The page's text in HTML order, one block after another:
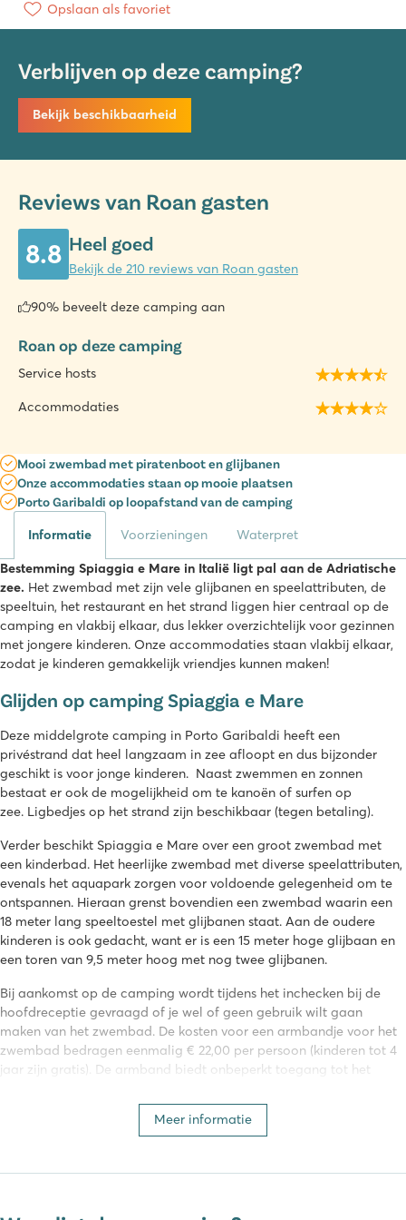
Opslaan als favoriet
Verblijven op deze camping?
Bekijk beschikbaarheid
Reviews van Roan gasten
8.8 Heel goed
Bekijk de 210 reviews van Roan gasten
90% beveelt deze camping aan
Roan op deze camping
Service hosts
Accommodaties
Mooi zwembad met piratenboot en glijbanen
Onze accommodaties staan op mooie plaatsen
Porto Garibaldi op loopafstand van de camping
Informatie Voorzieningen Waterpret
Bestemming Spiaggia e Mare in Italië ligt pal aan de Adriatische
zee. Het zwembad met zijn vele glijbanen en speelattributen, de
speeltuin, het restaurant en het strand liggen hier centraal op de
camping en vlakbij elkaar, dus lekker overzichtelijk voor gezinnen
met jongere kinderen. Onze accommodaties staan vlakbij elkaar,
zodat je kinderen gemakkelijk vriendjes kunnen maken!
Glijden op camping Spiaggia e Mare
Deze middelgrote camping in Porto Garibaldi heeft een
privéstrand dat heel langzaam in zee afloopt en dus bijzonder
geschikt is voor jonge kinderen. Naast zwemmen en zonnen
bestaat er ook de mogelijkheid om te kanoën of surfen op
zee. Ligbedjes op het strand zijn beschikbaar (tegen betaling).
Verder beschikt Spiaggia e Mare over een groot zwembad met
een kinderbad. Het heerlijke zwembad met diverse speelattributen,
evenals het aquapark zorgen voor voldoende gelegenheid om te
ontspannen. Hieraan grenst bovendien een zwembad waarin een
18 meter lang speeltoestel met glijbanen staat. Aan de oudere
kinderen is ook gedacht, want er is een 15 meter hoge glijbaan en
een toren van 9,5 meter hoog met nog twee glijbanen.
Bij aankomst op de camping wordt tijdens het inchecken bij de
hoofdreceptie gevraagd of je wel of geen gebruik wilt gaan
maken van het zwembad. De kosten voor een armbandje voor het
zwembad bedragen eenmalig € 22,00 per persoon (kinderen tot 4
jaar zijn gratis). De armband biedt onbeperkt toegang tot het
Diverse (water)sporten
beschikt namelijk over een uitgebreid activiteitenprogramma voor
Meer informatie